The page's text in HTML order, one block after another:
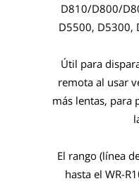
D810/D800/
D5500, D5300,
Útil para
remota al usar
más lentas, para
El rango (línea
hasta el WR-